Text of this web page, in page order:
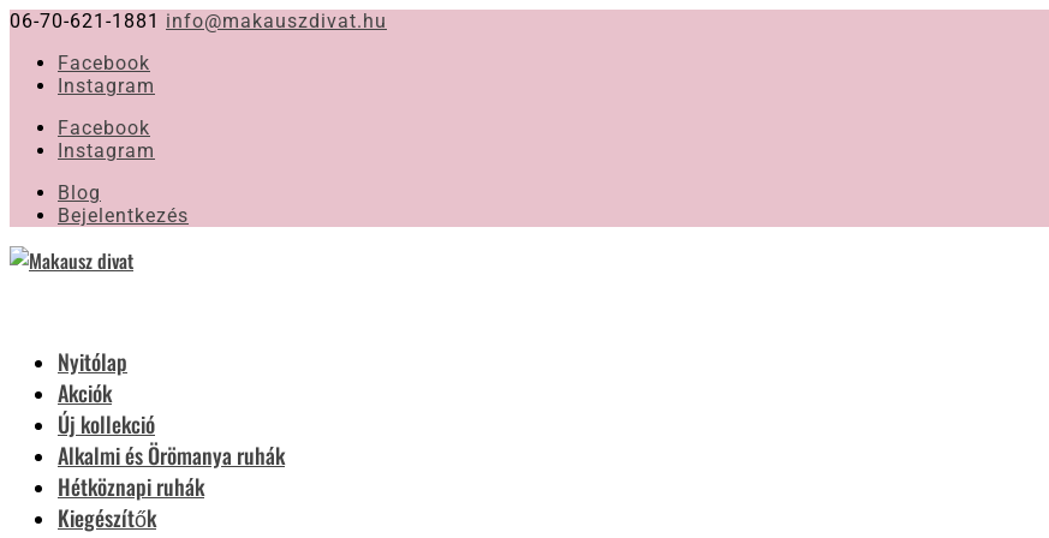
06-70-621-1881 info@makauszdivat.hu
Facebook
Instagram
Facebook
Instagram
Blog
Bejelentkezés
Nyitólap
Akciók
Új kollekció
Alkalmi és Örömanya ruhák
Hétköznapi ruhák
Kiegészítők